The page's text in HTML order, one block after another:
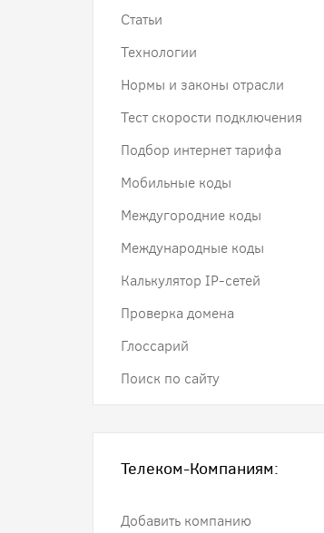
Статьи
Технологии
Нормы и законы отрасли
Тест скорости подключения
Подбор интернет тарифа
Мобильные коды
Междугородние коды
Международные коды
Калькулятор IP-сетей
Проверка домена
Глоссарий
Поиск по сайту
Телеком-Компаниям:
Добавить компанию